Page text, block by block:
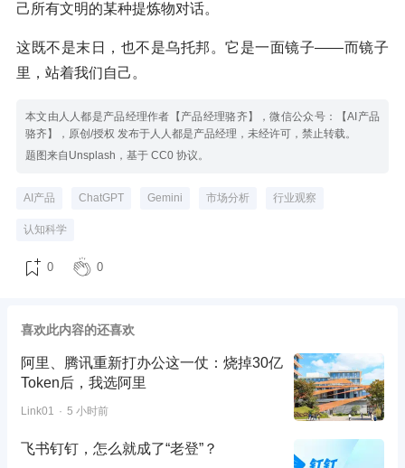
己所有文明的某种提炼物对话。
这既不是末日，也不是乌托邦。它是一面镜子——而镜子
里，站着我们自己。
本文由人人都是产品经理作者【产品经理骆齐】，微信公众号：【AI产品
骆齐】，原创/授权 发布于人人都是产品经理，未经许可，禁止转载。
题图来自Unsplash，基于 CC0 协议。
AI产品 ChatGPT Gemini 市场分析 行业观察
认知科学
0 0
喜欢此内容的还喜欢
阿里、腾讯重新打办公这一仗：烧掉30亿
Token后，我选阿里
Link01 5 小时前
飞书钉钉，怎么就成了“老登”？